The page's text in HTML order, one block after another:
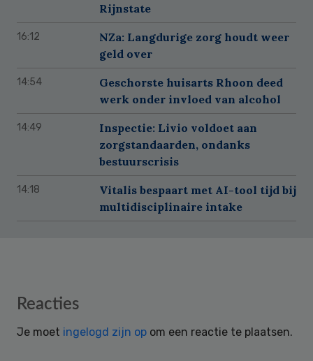
Rijnstate
16:12
NZa: Langdurige zorg houdt weer
geld over
14:54
Geschorste huisarts Rhoon deed
werk onder invloed van alcohol
14:49
Inspectie: Livio voldoet aan
zorgstandaarden, ondanks
bestuurscrisis
14:18
Vitalis bespaart met AI-tool tijd bij
multidisciplinaire intake
Reader
Reacties
Je moet ingelogd zijn op om een reactie te plaatsen.